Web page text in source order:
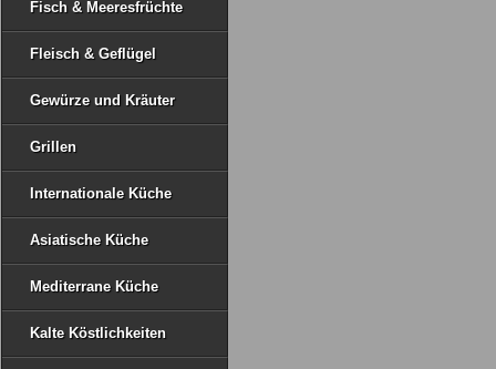
Fisch & Meeresfrüchte
Fleisch & Geflügel
Gewürze und Kräuter
Grillen
Internationale Küche
Asiatische Küche
Mediterrane Küche
Kalte Köstlichkeiten